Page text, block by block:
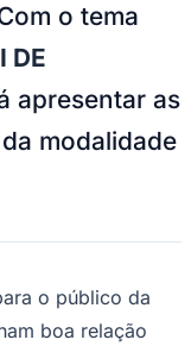
apresentar as
modalidade
o público da
como as escolhas